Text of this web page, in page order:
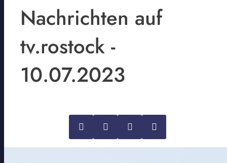
Nachrichten auf
tv.rostock -
10.07.2023